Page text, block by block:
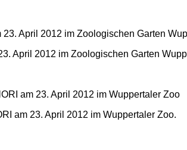
April 2012 im Zoologischen Garten
am 23. April 2012 im Wuppertaler Zoo.